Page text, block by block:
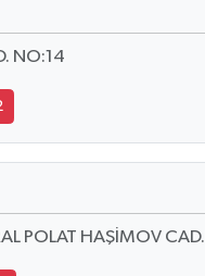
NO:14
POLAT HAŞİMOV